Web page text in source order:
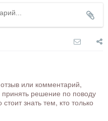
или комментарий,
решение по поводу
знать тем, кто только